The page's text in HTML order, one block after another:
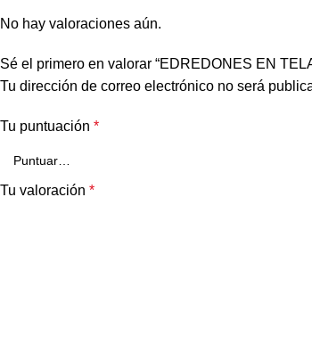
No hay valoraciones aún.
Sé el primero en valorar “EDREDONES EN
Tu dirección de correo electrónico no será
Tu puntuación*
Tu valoración*